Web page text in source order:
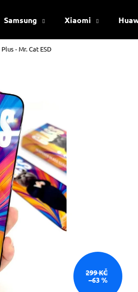
Samsung Xiaomi
- Mr. Cat ESD
299 KČ
–63 %
Co potřebujete
Doporučujeme